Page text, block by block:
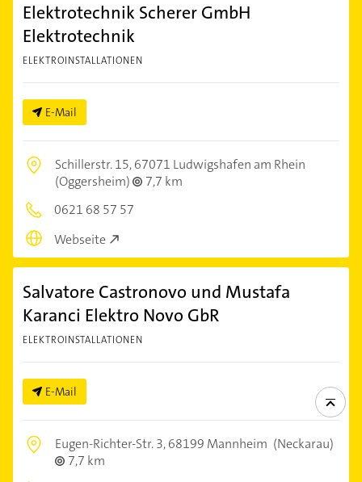
Elektrotechnik Scherer GmbH
Elektrotechnik
ELEKTROINSTALLATIONEN
E-Mail
Schillerstr. 15,67071 Ludwigshafen am Rhein
(Oggersheim)
7,7 km
0621 68 57 57
Webseite
Salvatore Castronovo und Mustafa
Karanci Elektro Novo GbR
ELEKTROINSTALLATIONEN
E-Mail
Eugen-Richter-Str. 3,68199 Mannheim (Neckarau)
7,7 km